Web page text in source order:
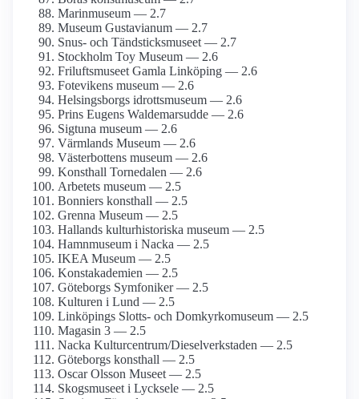
Marinmuseum — 2.7
Museum Gustavianum — 2.7
Snus- och Tändsticks­museet — 2.7
Stockholm Toy Museum — 2.6
Frilufts­museet Gamla Linköping — 2.6
Fotevikens museum — 2.6
Helsingsborgs idrottsmuseum — 2.6
Prins Eugens Waldemarsudde — 2.6
Sigtuna museum — 2.6
Värmlands Museum — 2.6
Västerbottens museum — 2.6
Konsthall Tornedalen — 2.6
Arbetets museum — 2.5
Bonniers konsthall — 2.5
Grenna Museum — 2.5
Hallands kultur­historiska museum — 2.5
Hamnmuseum i Nacka — 2.5
IKEA Museum — 2.5
Konst­akademien — 2.5
Göteborgs Symfoniker — 2.5
Kulturen i Lund — 2.5
Linköpings Slotts- och Domkyrko­museum — 2.5
Magasin 3 — 2.5
Nacka Kulturcentrum/­Dieselverkstaden — 2.5
Göteborgs konsthall — 2.5
Oscar Olsson Museet — 2.5
Skogsmuseet i Lycksele — 2.5